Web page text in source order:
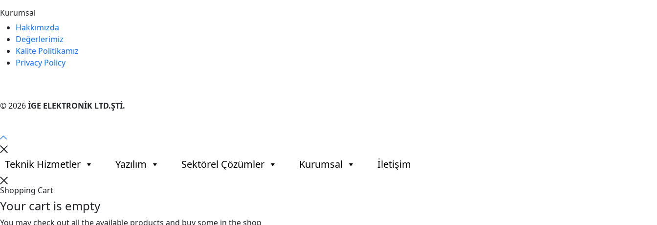
Kurumsal
Hakkımızda
Değerlerimiz
Kalite Politikamız
Privacy Policy
© 2026İGE ELEKTRONİK LTD.ŞTİ.
Teknik Hizmetler Yazılım Sektörel Çözümler Kurumsal İletişim
Shopping Cart
Your cart is empty
You may check out all the available products and buy some in the shop